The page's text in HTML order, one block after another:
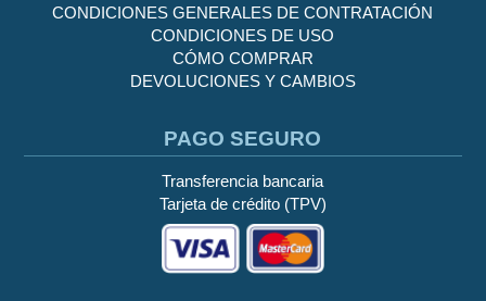
CONDICIONES GENERALES DE CONTRATACIÓN
CONDICIONES DE USO
CÓMO COMPRAR
DEVOLUCIONES Y CAMBIOS
PAGO SEGURO
Transferencia bancaria
Tarjeta de crédito (TPV)